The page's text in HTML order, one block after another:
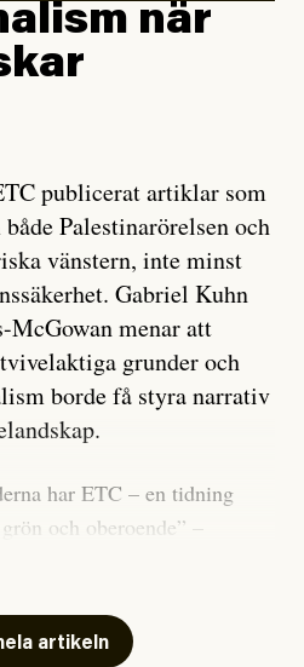
när
publicerat artiklar som
Palestinarörelsen och
vänstern, inte minst
Gabriel Kuhn
McGowan menar att
grunder och
borde få styra narrativ
har ETC – en tidning
och oberoende” –
att vara en ”röd, grön och
artikeln